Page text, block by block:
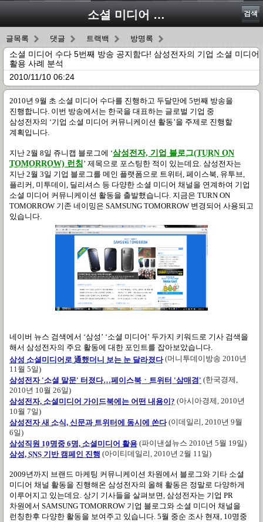
소셜 미디어 수다 5번째 방송 공지함다! 삼성전자의 기업 소셜 미디어 활용 사례 분석 검색
글목록 댓글 트랙백 방명록
소셜 미디어 수다 5번째 방송 공지함다! 삼성전자의 기업 소셜 미디어
활용 사례 분석
2010/11/10 06:24
2010년 9월 초 소셜 미디어 수다를 진행하고 두달만에 5번째 방송을
진행합니다. 이번 방송에서는 한국을 대표하는 글로벌 기업 중
삼성전자의 ‘기업 소셜 미디어 커뮤니케이션 활동’을 주제로 진행할
계획입니다.
지난 2월 8일 쥬니캡 블로그에 ‘삼성전자, 기업 블로그(TURN ON
TOMORROW) 런칭’ 제목으로 포스팅한 적이 있는데요. 삼성전자는
지난 2월 3일 기업 블로그를 메인 플랫폼으로 트위터, 페이스북, 유투브,
플리커, 미투데이, 딜리셔스 등 다양한 소셜 미디어 채널을 연계하여 기업
소셜 미디어 커뮤니케이션 활동을 출발했습니다. 지금은 TURN ON
TOMORROW 기존 네이밍은 SAMSUNG TOMORROW 변경되어 사용되고
있습니다.
네이버 뉴스 검색에서 ‘삼성 ’ ‘소셜 미디어 ’ 두가지 키워드로 기사 검색을
해서 삼성전자의 주요 활동에 대한 포인트를 잡아보았습니다.
삼성 소셜미디어 로 通했더니 보는 눈 달라졌다 (머니투데이방송 2010년
11월 5일)
삼성전자 '소셜 말문' 터졌다…페이스북ㆍ트위터 '삼매경' (한국경제,
2010년 10월 26일)
삼성전자, 소셜미디어 가이드북에는 어떤 내용이? (아시아경제, 2010년
10월 7일)
삼성전자 새 소식, 신문과 트위터에 동시에 쏜다 (이데일리, 2010년 9월
6일)
삼성직원 10명중 6명, 소셜미디어 활용 (파이낸셜뉴스 2010년 5월 19일)
삼성, SNS 기반 캠페인 진행 (아이티데일리, 2010년 2월 11일)
2009년까지 브랜드 마케팅 커뮤니케이션 차원에서 블로그와 기타 소셜
미디어 채널 활동을 진행해온 삼성전자의 올해 활동은 정말로 다양하게
이루어지고 있는데요. 상기 기사들을 살펴보면, 삼성전자는 기업 PR
차원에서 SAMSUNG TOMORROW 기업 블로그와 소셜 미디어 채널을
런칭한후 다양한 활동을 보여주고 있습니다. 5월 중순 조사 현재, 10명중